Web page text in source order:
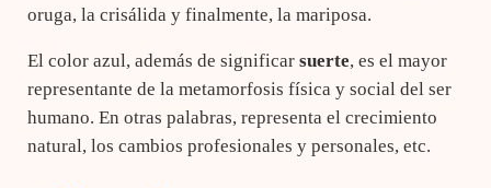
oruga, la crisálida y finalmente, la mariposa.
El color azul, además de significar suerte, es el mayor
representante de la metamorfosis física y social del ser
humano. En otras palabras, representa el crecimiento
natural, los cambios profesionales y personales, etc.